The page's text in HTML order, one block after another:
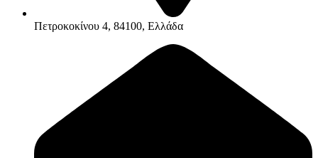
Πετροκοκίνου 4, 84100, Ελλάδα